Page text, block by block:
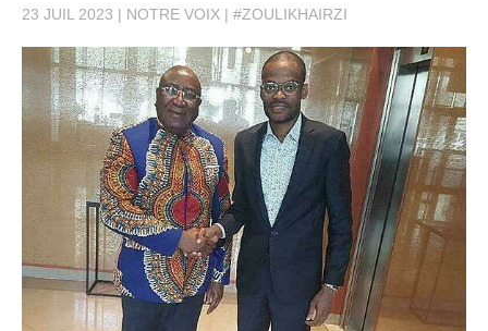
23 JUIL 2023
NOTRE VOIX #ZOULIKHAIRZI